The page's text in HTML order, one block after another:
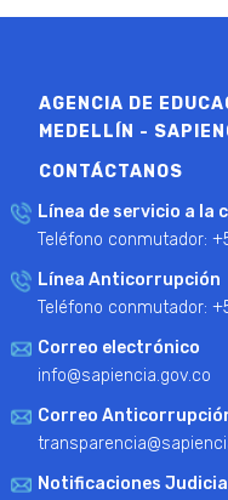
AGENCIA DE
MEDELLÍN -
CONTÁCTANOS
Línea de servicio a la
Teléfono conmutador:
Línea Anticorrupción
Teléfono conmutador:
Correo electrónico
info@sapiencia.gov.co
Correo
Notificaciones